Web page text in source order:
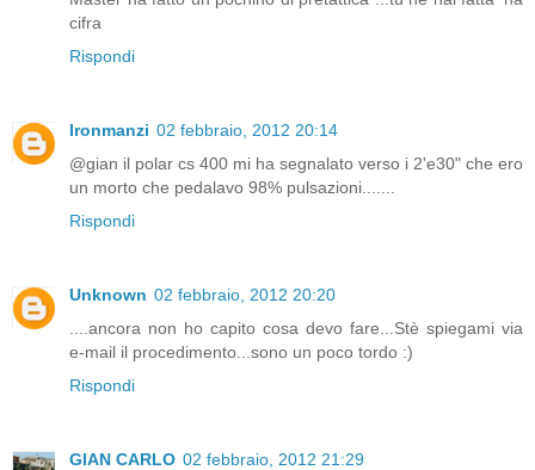
cifra
Rispondi
Ironmanzi 02 febbraio, 2012 20:14
@gian il polar cs 400 mi ha segnalato verso i 2'e30" che ero
un morto che pedalavo 98% pulsazioni.......
Rispondi
Unknown 02 febbraio, 2012 20:20
....ancora non ho capito cosa devo fare...Stè spiegami via
e-mail il procedimento...sono un poco tordo :)
Rispondi
GIAN CARLO 02 febbraio, 2012 21:29